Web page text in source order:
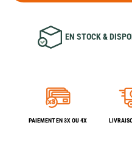
EN STOCK &
PAIEMENT EN 3X OU 4X